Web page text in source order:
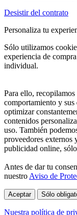
Desistir del contrato
Personaliza tu
Sólo utilizamos
experiencia de
individual.
Para ello, recopilamos
comportamiento y
optimizar
contenidos
uso. También
proveedores externos
publicidad online,
Antes de dar tu
nuestro Aviso de
Aceptar Sólo
Nuestra política de